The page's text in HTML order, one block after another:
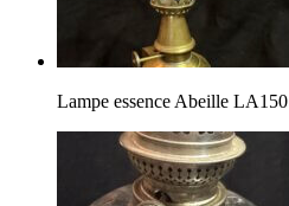
Lampe essence Abeille LA150